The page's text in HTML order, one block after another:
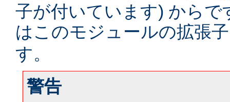
子が付いています) からで
はこのモジュールの拡張
す。
警告